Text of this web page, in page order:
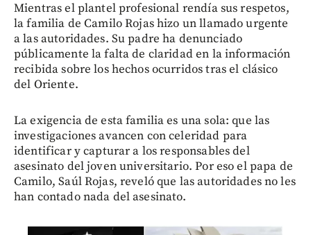
Mientras el plantel profesional rendía sus respetos,
la familia de Camilo Rojas hizo un llamado urgente
a las autoridades. Su padre ha denunciado
públicamente la falta de claridad en la información
recibida sobre los hechos ocurridos tras el clásico
del Oriente.
La exigencia de esta familia es una sola: que las
investigaciones avancen con celeridad para
identificar y capturar a los responsables del
asesinato del joven universitario. Por eso el papa de
Camilo, Saúl Rojas, reveló que las autoridades no les
han contado nada del asesinato.